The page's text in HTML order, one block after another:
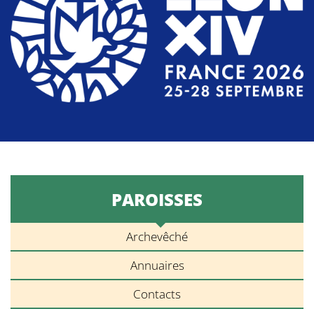
PAROISSES
Archevêché
Annuaires
Contacts